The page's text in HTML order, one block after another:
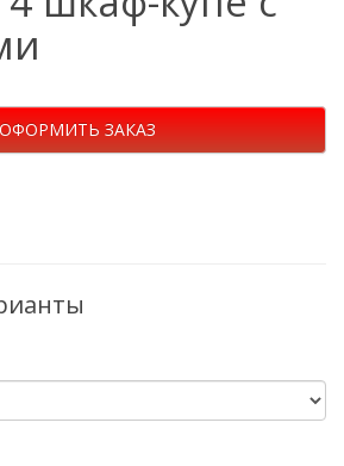
ОФОРМИТЬ ЗАКАЗ